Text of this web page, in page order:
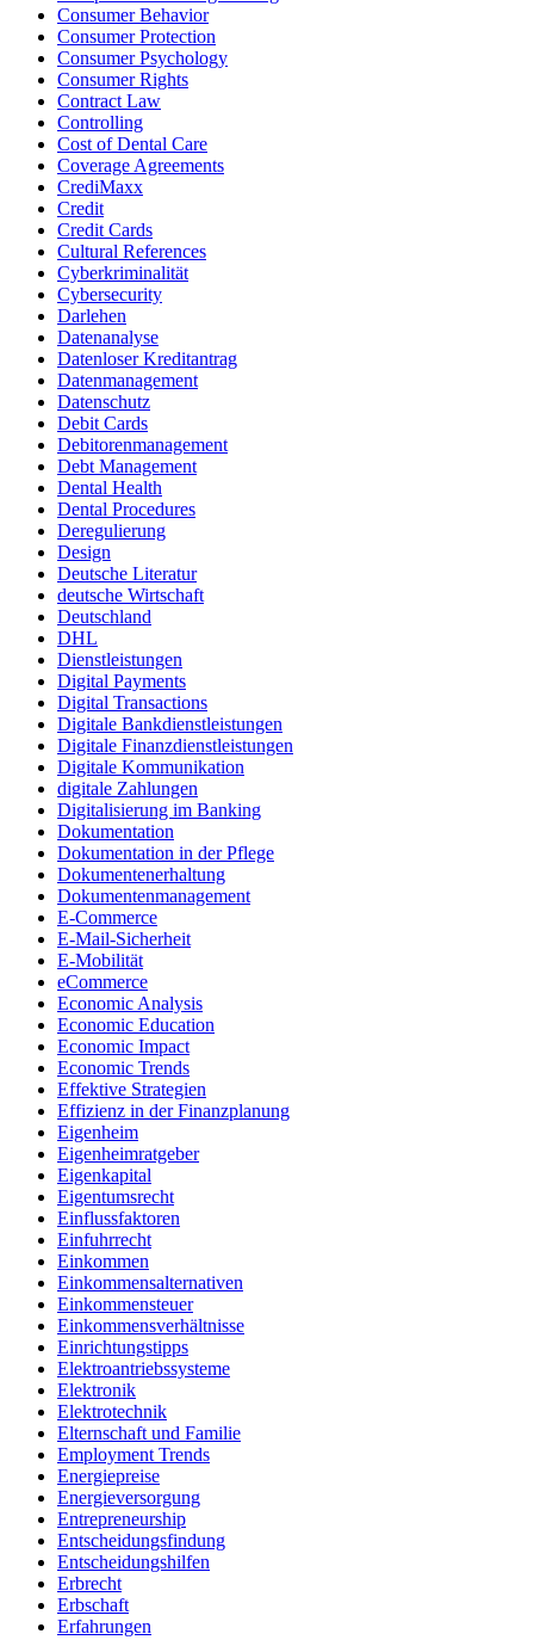
Consumer Behavior
Consumer Protection
Consumer Psychology
Consumer Rights
Contract Law
Controlling
Cost of Dental Care
Coverage Agreements
CrediMaxx
Credit
Credit Cards
Cultural References
Cyberkriminalität
Cybersecurity
Darlehen
Datenanalyse
Datenloser Kreditantrag
Datenmanagement
Datenschutz
Debit Cards
Debitorenmanagement
Debt Management
Dental Health
Dental Procedures
Deregulierung
Design
Deutsche Literatur
deutsche Wirtschaft
Deutschland
DHL
Dienstleistungen
Digital Payments
Digital Transactions
Digitale Bankdienstleistungen
Digitale Finanzdienstleistungen
Digitale Kommunikation
digitale Zahlungen
Digitalisierung im Banking
Dokumentation
Dokumentation in der Pflege
Dokumentenerhaltung
Dokumentenmanagement
E-Commerce
E-Mail-Sicherheit
E-Mobilität
eCommerce
Economic Analysis
Economic Education
Economic Impact
Economic Trends
Effektive Strategien
Effizienz in der Finanzplanung
Eigenheim
Eigenheimratgeber
Eigenkapital
Eigentumsrecht
Einflussfaktoren
Einfuhrrecht
Einkommen
Einkommensalternativen
Einkommensteuer
Einkommensverhältnisse
Einrichtungstipps
Elektroantriebssysteme
Elektronik
Elektrotechnik
Elternschaft und Familie
Employment Trends
Energiepreise
Energieversorgung
Entrepreneurship
Entscheidungsfindung
Entscheidungshilfen
Erbrecht
Erbschaft
Erfahrungen